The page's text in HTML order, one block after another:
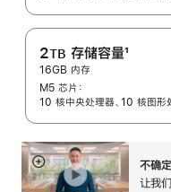
2TB 存储容量
脚
注
1
16GB 内存
M5 芯片：
10 核中央处理器、10 核图形
不确
让我
展
开